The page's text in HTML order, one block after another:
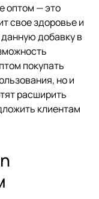
оптом — это
свое здоровье и
добавку в
покупать
но и
расширить
клиентам